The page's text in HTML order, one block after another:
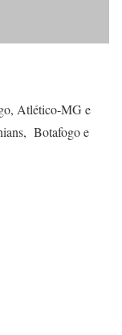
Atlético-MG e
Botafogo e